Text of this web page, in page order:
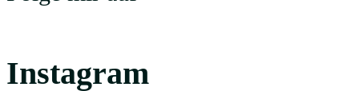
Instagram